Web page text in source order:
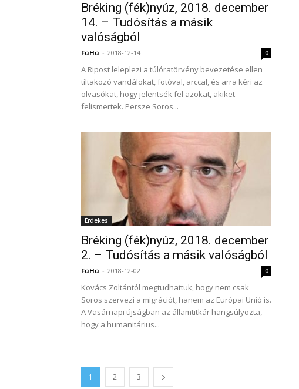
Bréking (fék)nyúz, 2018. december
14. – Tudósítás a másik
valóságból
FüHü - 2018-12-14 0
A Ripost leleplezi a túlóratörvény bevezetése ellen
tiltakozó vandálokat, fotóval, arccal, és arra kéri az
olvasókat, hogy jelentsék fel azokat, akiket
felismertek. Persze Soros...
Érdekes
Bréking (fék)nyúz, 2018. december
2. – Tudósítás a másik valóságból
FüHü - 2018-12-02 0
Kovács Zoltántól megtudhattuk, hogy nem csak
Soros szervezi a migrációt, hanem az Európai Unió is.
A Vasárnapi újságban az államtitkár hangsúlyozta,
hogy a humanitárius...
1 2 3